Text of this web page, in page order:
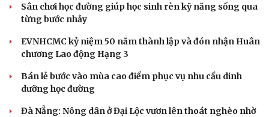
Sân chơi học đường giúp học sinh rèn kỹ năng sống qua
từng bước nhảy
EVNHCMC kỷ niệm 50 năm thành lập và đón nhận Huân
chương Lao động Hạng 3
Bán lẻ bước vào mùa cao điểm phục vụ nhu cầu dinh
dưỡng học đường
Đà Nẵng: Nông dân ở Đại Lộc vươn lên thoát nghèo nhờ